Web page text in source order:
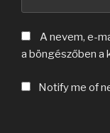
A nevem, e-
a böngészőben a
Notify me of